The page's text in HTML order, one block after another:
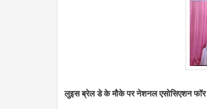
लुइस ब्रेल डे के मौके पर नेशनल एसोसिएशन फॉर द